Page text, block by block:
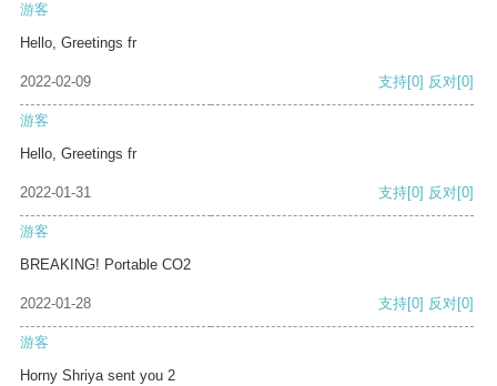
游客
Hello, Greetings fr
2022-02-09 支持[0] 反对[0]
游客
Hello, Greetings fr
2022-01-31 支持[0] 反对[0]
游客
BREAKING! Portable CO2
2022-01-28 支持[0] 反对[0]
游客
Horny Shriya sent you 2